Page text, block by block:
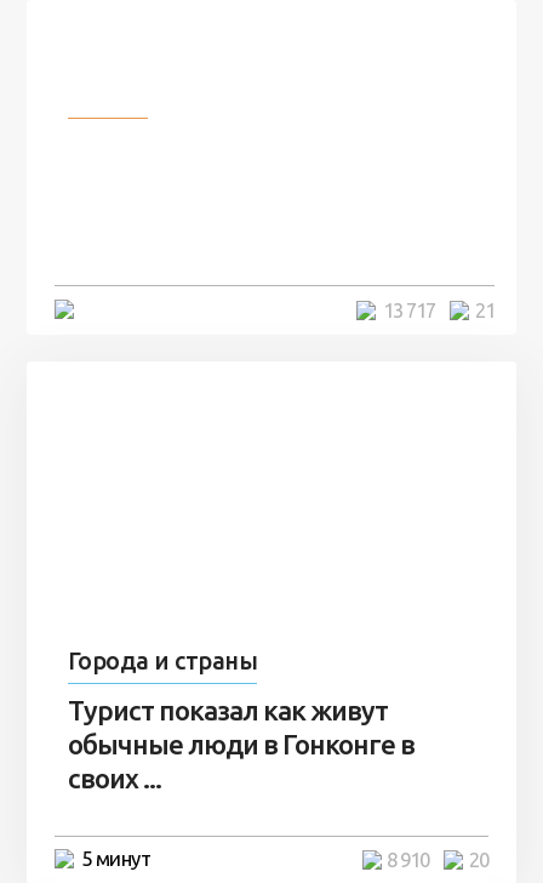
21
13 717
Города и страны
Турист показал как живут
обычные люди в Гонконге в
своих ...
5 минут 20
8 910